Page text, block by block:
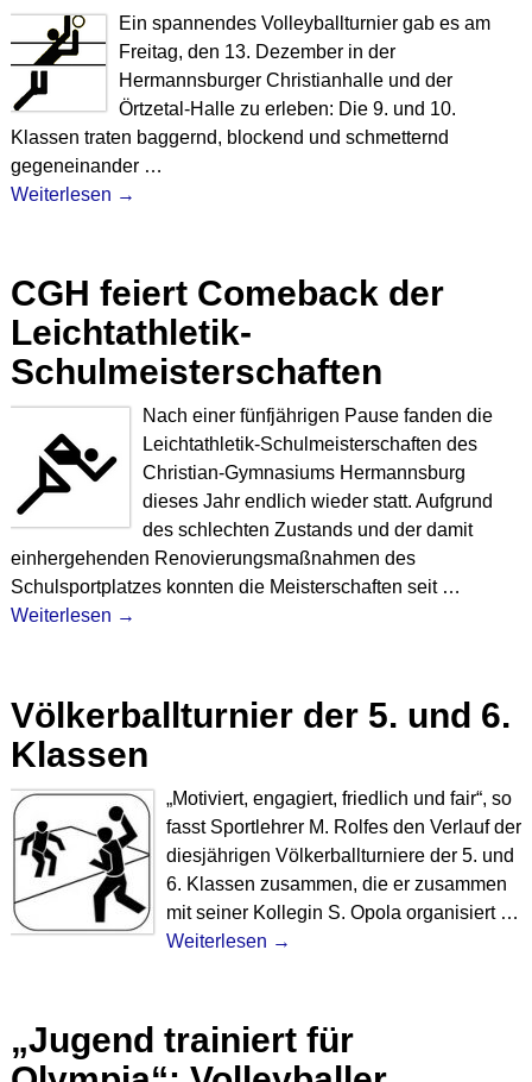
Ein spannendes Volleyballturnier gab es am
Freitag, den 13. Dezember in der
Hermannsburger Christianhalle und der
Örtzetal-Halle zu erleben: Die 9. und 10.
Klassen traten baggernd, blockend und schmetternd
gegeneinander …
Weiterlesen →
CGH feiert Comeback der
Leichtathletik-
Schulmeisterschaften
Nach einer fünfjährigen Pause fanden die
Leichtathletik-Schulmeisterschaften des
Christian-Gymnasiums Hermannsburg
dieses Jahr endlich wieder statt. Aufgrund
des schlechten Zustands und der damit
einhergehenden Renovierungsmaßnahmen des
Schulsportplatzes konnten die Meisterschaften seit …
Weiterlesen →
Völkerballturnier der 5. und 6.
Klassen
„Motiviert, engagiert, friedlich und fair“, so
fasst Sportlehrer M. Rolfes den Verlauf der
diesjährigen Völkerballturniere der 5. und
6. Klassen zusammen, die er zusammen
mit seiner Kollegin S. Opola organisiert …
Weiterlesen →
„Jugend trainiert für